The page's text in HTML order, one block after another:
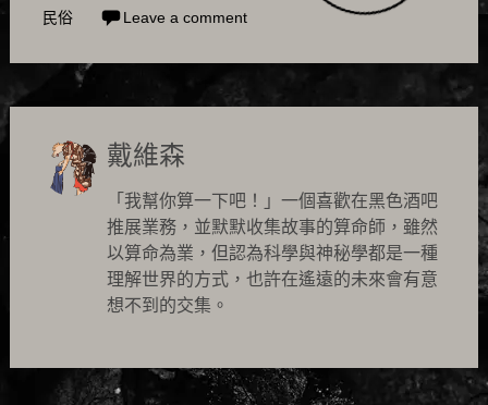
民俗
Leave a comment
戴維森
「我幫你算一下吧！」一個喜歡在黑色酒吧
推展業務，並默默收集故事的算命師，雖然
以算命為業，但認為科學與神秘學都是一種
理解世界的方式，也許在遙遠的未來會有意
想不到的交集。